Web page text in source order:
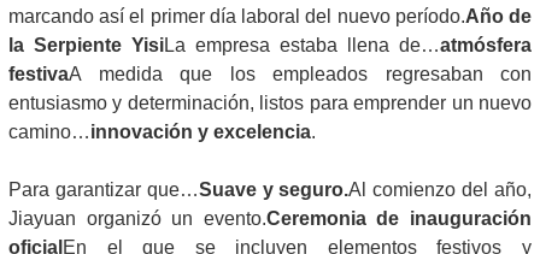
marcando así el primer día laboral del nuevo período.Año de
la Serpiente YisiLa empresa estaba llena de…atmósfera
festivaA medida que los empleados regresaban con
entusiasmo y determinación, listos para emprender un nuevo
camino…innovación y excelencia.
Para garantizar que…Suave y seguro.Al comienzo del año,
Jiayuan organizó un evento.Ceremonia de inauguración
oficial En el que se incluyen elementos festivos y